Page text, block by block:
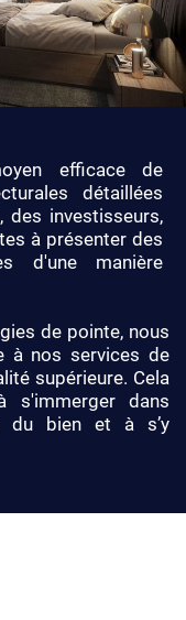
efficace de
détaillées
investisseurs,
à présenter des
d'une manière
de pointe, nous
à nos services de
supérieure. Cela
s'immerger dans
du bien et à s’y